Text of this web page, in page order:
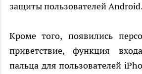
защиты пользователей Android.
Кроме того, появились
приветствие, функция
пальца для пользователей